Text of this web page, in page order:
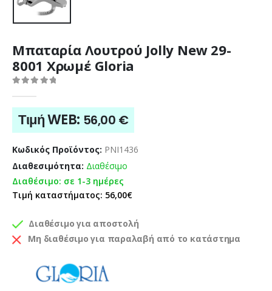
Μπαταρία Λουτρού Jolly New 29-
8001 Χρωμέ Gloria
Τιμή WEB: 56,00 €
Κωδικός Προϊόντος: PNI1436
Διαθεσιμότητα: Διαθέσιμο
Διαθέσιμο: σε 1-3 ημέρες
Τιμή καταστήματος: 56,00€
Διαθέσιμο για αποστολή
Μη διαθέσιμο για παραλαβή από το κατάστημα